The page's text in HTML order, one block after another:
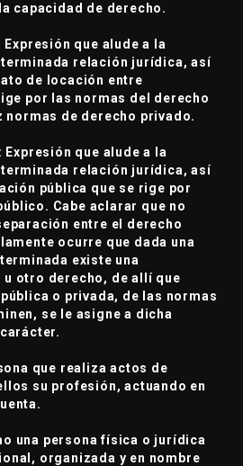
capacidad de derecho.
Expresión que alude a la
relación jurídica, así
de locación entre
por las normas del derecho
normas de derecho privado.
Expresión que alude a la
relación jurídica, así
pública que se rige por
Cabe aclarar que no
entre el derecho
ocurre que dada una
existe una
u otro derecho, de allí que
o privada, de las normas
se le asigne a dicha
que realiza actos de
su profesión, actuando en
una persona física o jurídica
organizada y en nombre